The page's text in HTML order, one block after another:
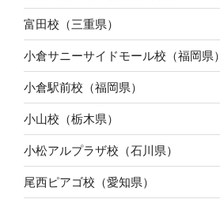
富田校（三重県）
小倉サニーサイドモール校（福岡県）
小倉駅前校（福岡県）
小山校（栃木県）
小松アルプラザ校（石川県）
尾西ピアゴ校（愛知県）